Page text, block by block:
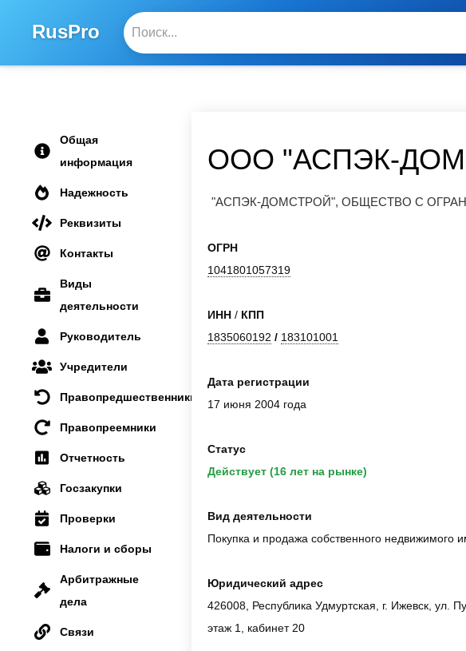
RusPro
Общая
информация
Надежность
Реквизиты
Контакты
Виды
деятельности
Руководитель
Учредители
Правопредшественники
Правопреемники
Отчетность
Госзакупки
Проверки
Налоги и сборы
Арбитражные
дела
Связи
ООО "АСПЭК-
"АСПЭК-ДОМСТРОЙ", ОБЩЕСТВО С
ОГРН
1041801057319
ИНН / КПП
1835060192 / 183101001
Дата регистрации
17 июня 2004 года
Статус
Действует (16 лет на рынке)
Вид деятельности
Покупка и продажа собственного недвижимого
Юридический адрес
426008, Республика Удмуртская, г. Ижевск, ул.
этаж 1, кабинет 20